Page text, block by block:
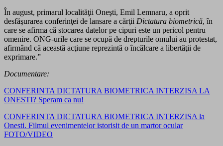
În august, primarul localităţii Oneşti, Emil Lemnaru, a oprit
desfăşurarea conferinţei de lansare a cărţii Dictatura biometrică, în
care se afirma că stocarea datelor pe cipuri este un pericol pentru
omenire. ONG-urile care se ocupă de drepturile omului au protestat,
afirmând că această acţiune reprezintă o încălcare a libertăţii de
exprimare.”
Documentare:
CONFERINTA DICTATURA BIOMETRICA INTERZISA LA
ONESTI? Speram ca nu!
CONFERINTA DICTATURA BIOMETRICA INTERZISA la
Onesti. Filmul evenimentelor istorisit de un martor ocular
FOTO/VIDEO